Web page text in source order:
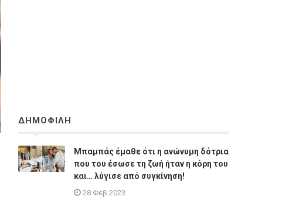
ΔΗΜΟΦΙΛΗ
Μπαμπάς έμαθε ότι η ανώνυμη δότρια
που του έσωσε τη ζωή ήταν η κόρη του
και… λύγισε από συγκίνηση!
28 Φεβ 2023